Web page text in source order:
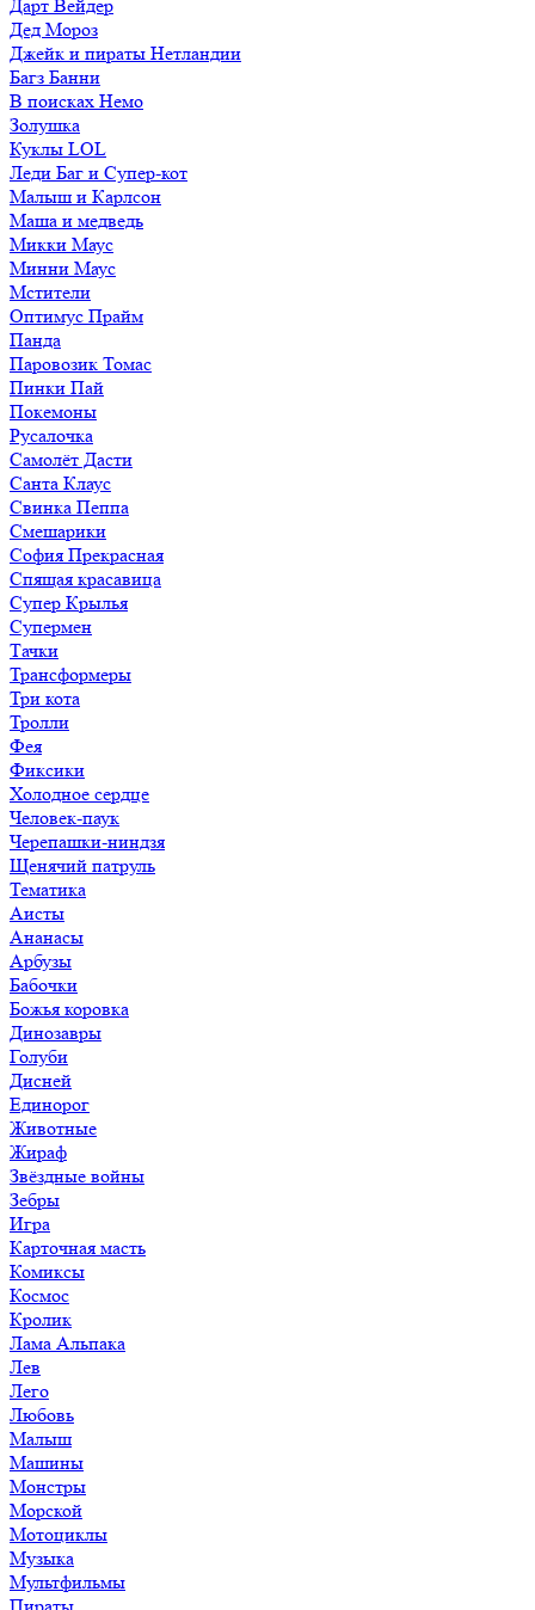
Дарт Вейдер
Дед Мороз
Джейк и пираты Нетландии
Багз Банни
В поисках Немо
Золушка
Куклы LOL
Леди Баг и Супер-кот
Малыш и Карлсон
Маша и медведь
Микки Маус
Минни Маус
Мстители
Оптимус Прайм
Панда
Паровозик Томас
Пинки Пай
Покемоны
Русалочка
Самолёт Дасти
Санта Клаус
Свинка Пеппа
Смешарики
София Прекрасная
Спящая красавица
Супер Крылья
Супермен
Тачки
Трансформеры
Три кота
Тролли
Фея
Фиксики
Холодное сердце
Человек-паук
Черепашки-ниндзя
Щенячий патруль
Тематика
Аисты
Ананасы
Арбузы
Бабочки
Божья коровка
Динозавры
Голуби
Дисней
Единорог
Животные
Жираф
Звёздные войны
Зебры
Игра
Карточная масть
Комиксы
Космос
Кролик
Лама Альпака
Лев
Лего
Любовь
Малыш
Машины
Монстры
Морской
Мотоциклы
Музыка
Мультфильмы